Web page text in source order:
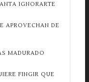
IGNORARTE
APROVECHAN DE
MADURADO
FINGIR QUE